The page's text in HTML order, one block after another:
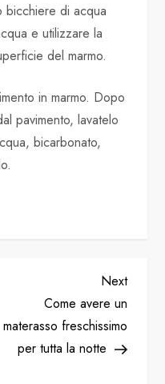
bicchiere di acqua
e utilizzare la
del marmo.
in marmo. Dopo
pavimento, lavatelo
bicarbonato,
Next
Post
Next
Come avere un
materasso freschissimo
per tutta la notte